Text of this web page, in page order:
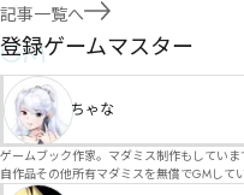
記事一覧へ
GM
登録ゲームマスター
ちゃな
ゲームブック作家。マダミス制作もしてい
自作品その他所有マダミスを無償でGMして